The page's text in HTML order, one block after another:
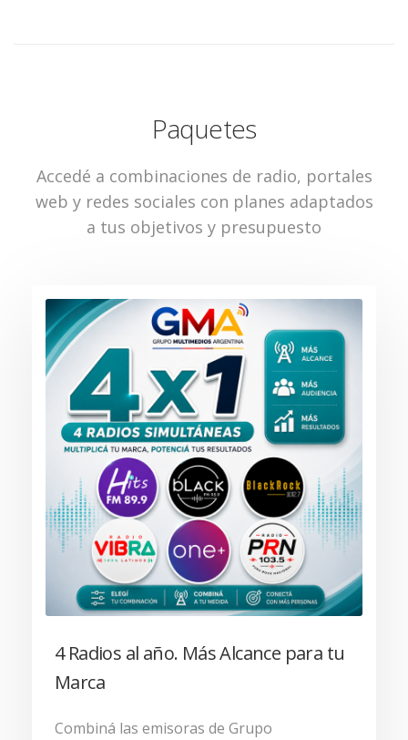
Paquetes
Accedé a combinaciones de radio, portales
web y redes sociales con planes adaptados
a tus objetivos y presupuesto
4 Radios al año. Más Alcance para tu
Marca
Combiná las emisoras de Grupo